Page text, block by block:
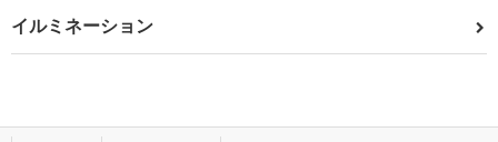
イルミネーション